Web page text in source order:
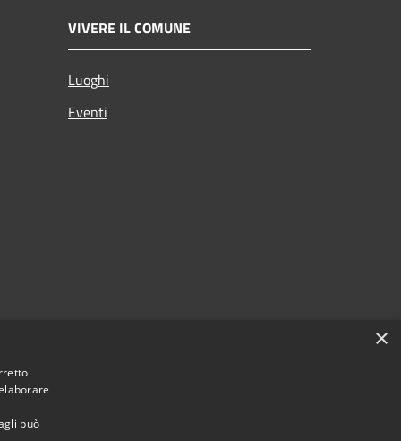
VIVERE IL COMUNE
Luoghi
Eventi
×
può